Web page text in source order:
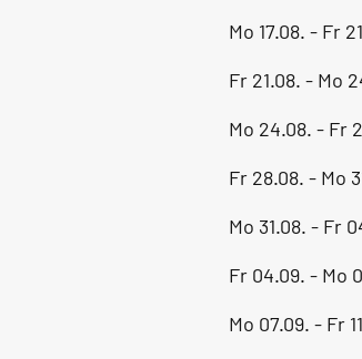
Mo 17.08. - Fr
Fr 21.08. - Mo
Mo 24.08. - Fr
Fr 28.08. - Mo
Mo 31.08. - Fr
Fr 04.09. - Mo
Mo 07.09. - Fr